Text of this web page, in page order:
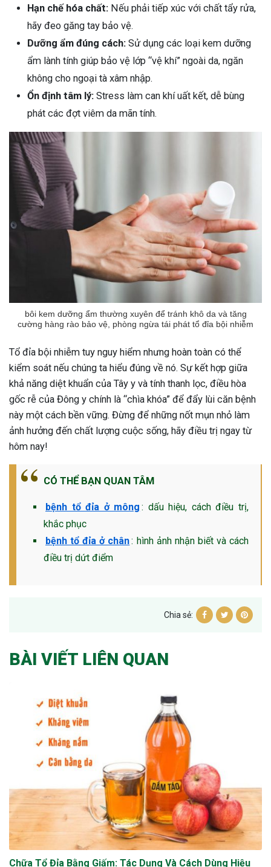
Hạn chế hóa chất: Nếu phải tiếp xúc với chất tẩy rửa,
hãy đeo găng tay bảo vệ.
Dưỡng ẩm đúng cách: Sử dụng các loại kem dưỡng
ẩm lành tính giúp bảo vệ lớp “vệ khí” ngoài da, ngăn
không cho ngoại tà xâm nhập.
Ổn định tâm lý: Stress làm can khí uất kết, dễ bùng
phát các đợt viêm da mãn tính.
bôi kem dưỡng ẩm thường xuyên để tránh khô da và tăng
cường hàng rào bảo vệ, phòng ngừa tái phát tổ đỉa bội nhiễm
Tổ đỉa bội nhiễm tuy nguy hiểm nhưng hoàn toàn có thể
kiểm soát nếu chúng ta hiểu đúng về nó. Sự kết hợp giữa
khả năng diệt khuẩn của Tây y và tính thanh lọc, điều hòa
gốc rễ của Đông y chính là “chìa khóa” để đẩy lùi căn bệnh
này một cách bền vững. Đừng để những nốt mụn nhỏ làm
ảnh hưởng đến chất lượng cuộc sống, hãy điều trị ngay từ
hôm nay!
CÓ THỂ BẠN QUAN TÂM
bệnh tổ đỉa ở mông : dấu hiệu, cách điều trị,
khắc phục
bệnh tổ đỉa ở chân: hình ảnh nhận biết và cách
điều trị dứt điểm
Chia sẻ:
BÀI VIẾT LIÊN QUAN
Chữa Tổ Đỉa Bằng Giấm: Tác Dụng Và Cách Dùng Hiệu